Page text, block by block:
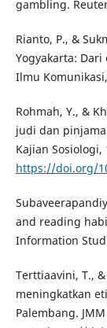
gambling.
Rianto, P., &
Yogyakarta:
Ilmu
Rohmah, Y., &
judi dan
Kajian Sosiologi,
https://doi.org/
and reading
Information
Terttiaavini, T.,
meningkatkan
Palembang.